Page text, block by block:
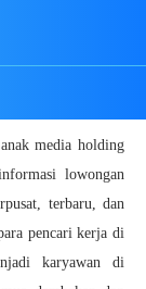
media holding
lowongan
terbaru, dan
pencari kerja di
karyawan di